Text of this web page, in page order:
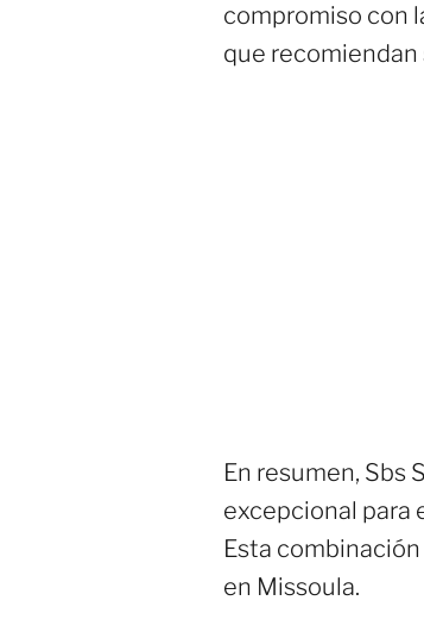
compromiso con
que recomiendan
En resumen, Sbs
excepcional para
Esta
en Missoula.